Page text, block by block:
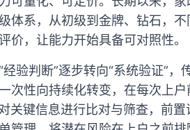
体系，从初级到金牌、钻石，
价，让能力开始具备可对照性。
验判断”逐步转向“系统验证”
次性向持续化转变，在每次上
关键信息进行比对与筛查，前